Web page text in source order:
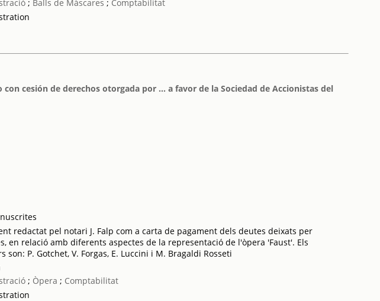
; Balls de Màscares ; Comptabilitat
con cesión de derechos otorgada por ... a favor de la Sociedad de Accionistas del
redactat pel notari J. Falp com a carta de pagament dels deutes deixats per
en relació amb diferents aspectes de la representació de l'òpera 'Faust'. Els
son: P. Gotchet, V. Forgas, E. Luccini i M. Bragaldi Rosseti
; Òpera ; Comptabilitat